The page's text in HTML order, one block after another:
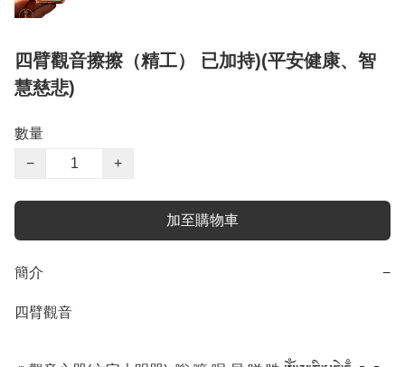
四臂觀音擦擦（精工） 已加持)(平安健康、智
慧慈悲)
數量
−
+
加至購物車
簡介 −
四臂觀音